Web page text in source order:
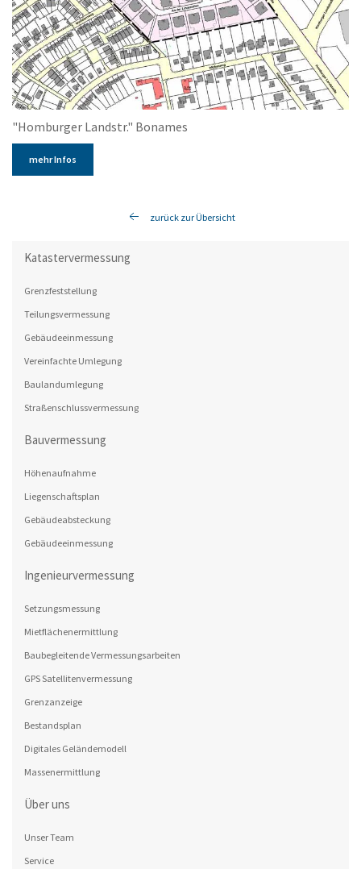
"Homburger Landstr." Bonames
mehr Infos
zurück zur Übersicht
Katastervermessung
Grenzfeststellung
Teilungsvermessung
Gebäudeeinmessung
Vereinfachte Umlegung
Baulandumlegung
Straßenschlussvermessung
Bauvermessung
Höhenaufnahme
Liegenschaftsplan
Gebäudeabsteckung
Gebäudeeinmessung
Ingenieurvermessung
Setzungsmessung
Mietflächenermittlung
Baubegleitende Vermessungsarbeiten
GPS Satellitenvermessung
Grenzanzeige
Bestandsplan
Digitales Geländemodell
Massenermittlung
Über uns
Unser Team
Service